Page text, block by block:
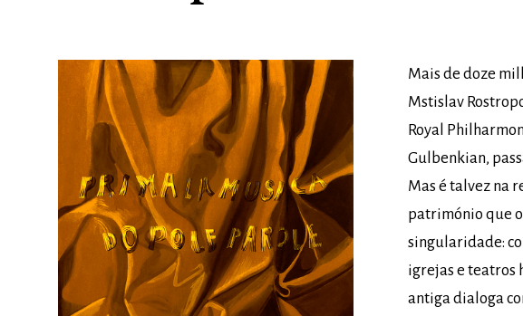
Mais de doze
Mstislav
Royal
Gulbenkian,
Mas é talvez na
património que
singularidade:
igrejas e teatros
antiga dialoga